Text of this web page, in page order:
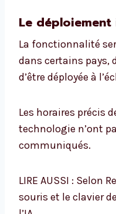
Le
La fonctionnalité
dans certains pays,
d’être déployée à
Les horaires précis
technologie n’ont
communiqués.
LIRE AUSSI : Selon
souris et le clavier